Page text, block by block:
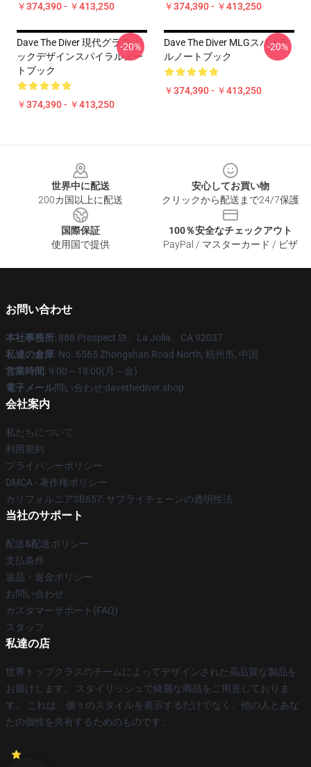
￥374,390 - ￥413,250 ￥374,390 - ￥413,250
Dave The Diver 現代グラフィ
ックデザインスパイラルノー
トブック
￥374,390 - ￥413,250
-20%
Dave The Diver MLGスパイラ
ルノートブック
￥374,390 - ￥413,250
-20%
世界中に配送
200カ国以上に配送
安心してお買い物
クリックから配送まで24/7保護
国際保証
使用国で提供
100％安全なチェックアウト
PayPal / マスターカード / ビザ
お問い合わせ
本社事務所: 888 Prospect St、La Jolla、CA 92037
私達の倉庫: No. 6565 Zhongshan Road North, 杭州市, 中国
営業時間: 9:00～18:00(月～金)
電子メール問い合わせ:davethediver.shop
会社案内
私たちについて
利用規約
プライバシーポリシー
DMCA - 著作権ポリシー
カリフォルニアSB657: サプライチェーンの透明性法
当社のサポート
配送&配送ポリシー
支払条件
返品・返金ポリシー
お問い合わせ
カスタマーサポート(FAQ)
スタッフ
私達の店
世界トップクラスのチームによってデザインされた高品質な製品を
お届けします。 スタイリッシュで綺麗な商品をご用意しておりま
す。 これは、個々のスタイルを表示するだけでなく、他の人とあな
たの個性を共有するためのものです。